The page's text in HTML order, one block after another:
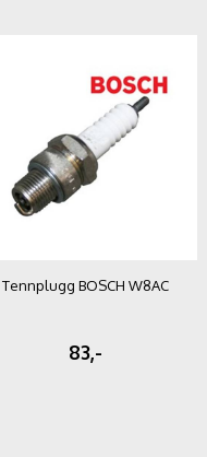
Tennplugg BOSCH W8AC
83,-